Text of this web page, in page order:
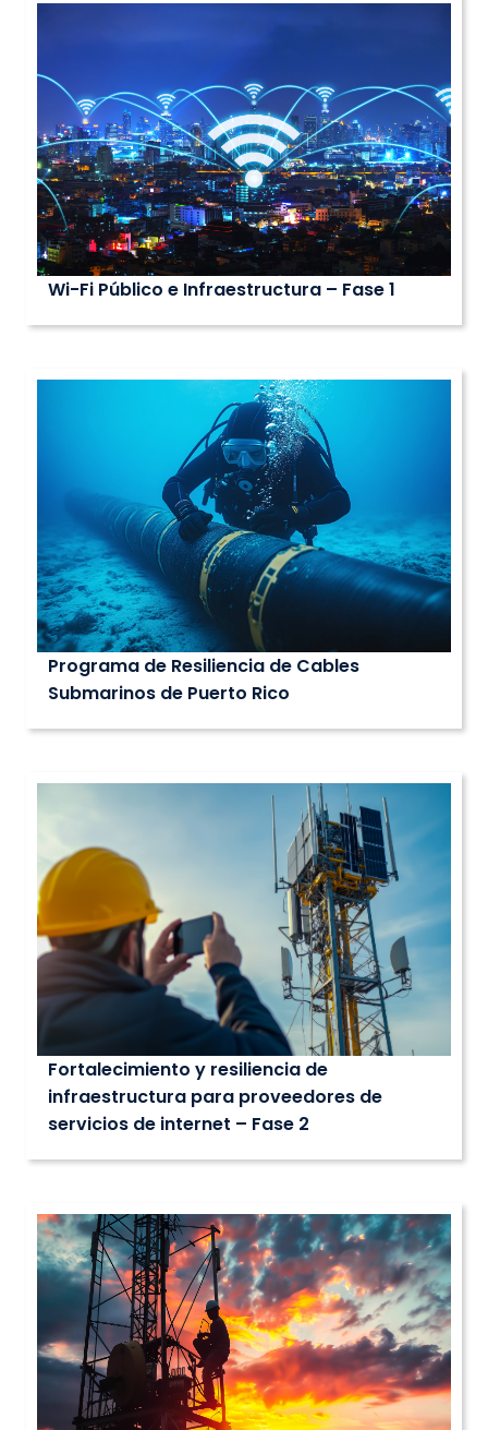
Wi-Fi Público e Infraestructura – Fase 1
Programa de Resiliencia de Cables
Submarinos de Puerto Rico
Fortalecimiento y resiliencia de
infraestructura para proveedores de
servicios de internet – Fase 2